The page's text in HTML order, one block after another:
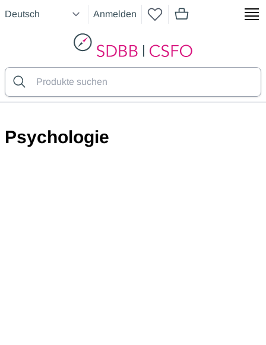
Anmelden
Artikel im
SDBB
Psychologie